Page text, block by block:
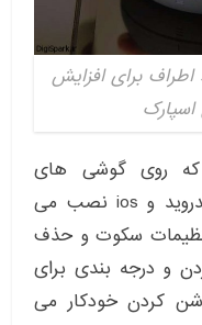
برای افزایش
که روی گوشی های
هوشمند با سیستم عامل های اندروید و ios نصب می
سکوت و حذف
و درجه بندی برای
کردن خودکار می